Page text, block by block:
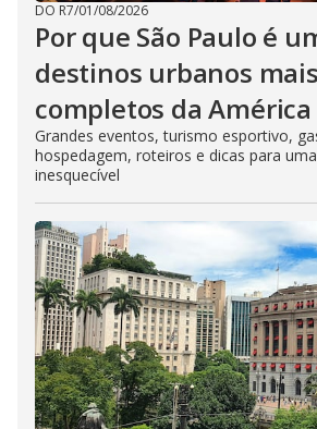
DO R7/01/08/2026
Por que São Paulo é
destinos urbanos mais
completos da
Grandes eventos, turismo esportivo,
hospedagem, roteiros e dicas para
inesquecível